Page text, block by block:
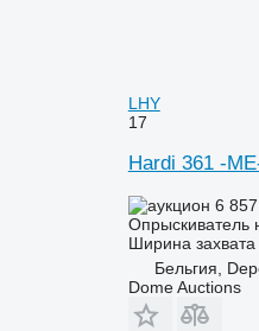
LHY
17
Hardi 361 -
6
Опрыскиватель
Ширина захвата
Бельгия,
Dome Auctions